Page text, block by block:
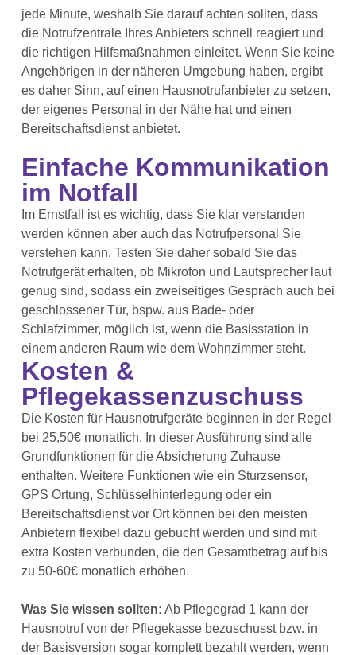
jede Minute, weshalb Sie darauf achten sollten, dass
die Notrufzentrale Ihres Anbieters schnell reagiert und
die richtigen Hilfsmaßnahmen einleitet. Wenn Sie keine
Angehörigen in der näheren Umgebung haben, ergibt
es daher Sinn, auf einen Hausnotrufanbieter zu setzen,
der eigenes Personal in der Nähe hat und einen
Bereitschaftsdienst anbietet.
Einfache Kommunikation
im Notfall
Im Ernstfall ist es wichtig, dass Sie klar verstanden
werden können aber auch das Notrufpersonal Sie
verstehen kann. Testen Sie daher sobald Sie das
Notrufgerät erhalten, ob Mikrofon und Lautsprecher laut
genug sind, sodass ein zweiseitiges Gespräch auch bei
geschlossener Tür, bspw. aus Bade- oder
Schlafzimmer, möglich ist, wenn die Basisstation in
einem anderen Raum wie dem Wohnzimmer steht.
Kosten &
Pflegekassenzuschuss
Die Kosten für Hausnotrufgeräte beginnen in der Regel
bei 25,50€ monatlich. In dieser Ausführung sind alle
Grundfunktionen für die Absicherung Zuhause
enthalten. Weitere Funktionen wie ein Sturzsensor,
GPS Ortung, Schlüsselhinterlegung oder ein
Bereitschaftsdienst vor Ort können bei den meisten
Anbietern flexibel dazu gebucht werden und sind mit
extra Kosten verbunden, die den Gesamtbetrag auf bis
zu 50-60€ monatlich erhöhen.
Was Sie wissen sollten: Ab Pflegegrad 1 kann der
Hausnotruf von der Pflegekasse bezuschusst bzw. in
der Basisversion sogar komplett bezahlt werden, wenn